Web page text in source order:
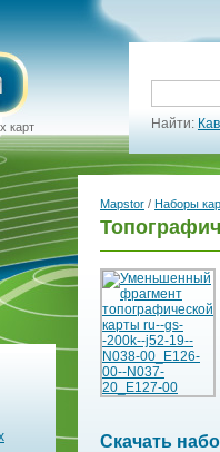
карт Найти:
Mapstor / Наборы
Скачать